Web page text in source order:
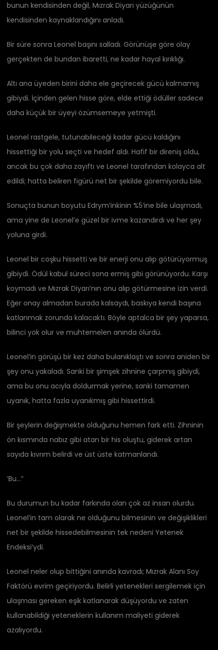
bunun kendisinden değil, Mızrak Diyarı yüzüğünün
kendisinden kaynaklandığını anladı.
Bir süre sonra Leonel başını salladı. Görünüşe göre olay
gerçekten de bundan ibaretti, ne kadar hayal kırıklığı.
Altı ana üyeden birini daha ele geçirecek gücü kalmamış
gibiydi. İçinden gelen hisse göre, elde ettiği ödüller sadece
daha küçük bir üyeyi özümsemeye yetmişti.
Leonel rastgele, tutunabileceği kadar gücü kaldığını
hissettiği bir yolu seçti ve hedef aldı. Hafif bir direniş oldu,
ancak bu çok daha zayıftı ve Leonel tarafından kolayca alt
edildi; hatta beliren figürü net bir şekilde göremiyordu bile.
Sonuçta bunun boyutu Edrym’inkinin %5’ine bile ulaşmadı,
ama yine de Leonel’e güzel bir ivme kazandırdı ve her şey
yoluna girdi.
Leonel bir coşku hissetti ve bir enerji onu alıp götürüyormuş
gibiydi. Ödül kabul süreci sona ermiş gibi görünüyordu. Karşı
koymadı ve Mızrak Diyarı’nın onu alıp götürmesine izin verdi.
Eğer onay almadan burada kalsaydı, baskıya kendi başına
katlanmak zorunda kalacaktı. Böyle aptalca bir şey yaparsa,
bilinci yok olur ve muhtemelen anında ölürdü.
Leonel’in görüşü bir kez daha bulanıklaştı ve sonra aniden bir
şey onu yakaladı. Sanki bir şimşek zihnine çarpmış gibiydi,
ama bu onu acıyla doldurmak yerine, sanki tamamen
uyanık, hatta fazla uyanıkmış gibi hissettirdi.
Bir şeylerin değişmekte olduğunu hemen fark etti. Zihninin
ön kısmında nabız gibi atan bir his oluştu, giderek artan
sayıda kıvrım belirdi ve üst üste katmanlandı.
‘Bu…”
Bu durumun bu kadar farkında olan çok az insan olurdu.
Leonel’in tam olarak ne olduğunu bilmesinin ve değişiklikleri
net bir şekilde hissedebilmesinin tek nedeni Yetenek
Endeksi’ydi.
Leonel neler olup bittiğini anında kavradı; Mızrak Alanı Soy
Faktörü evrim geçiriyordu. Belirli yetenekleri sergilemek için
ulaşması gereken eşik katlanarak düşüyordu ve zaten
kullanabildiği yeteneklerin kullanım maliyeti giderek
azalıyordu.